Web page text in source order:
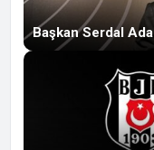
Başkan Serdal